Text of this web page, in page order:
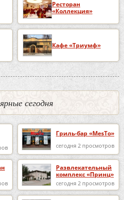
Ресторан
«Коллекция»
Кафе «Триумф»
сегодня
Гриль-бар «MesTo»
сегодня 2 просмотров
Развлекательный
комплекс «Принц»
сегодня 2 просмотров